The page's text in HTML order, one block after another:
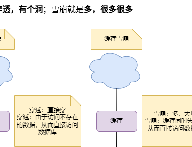
透，有个洞 ；雪崩就是多，很多很多